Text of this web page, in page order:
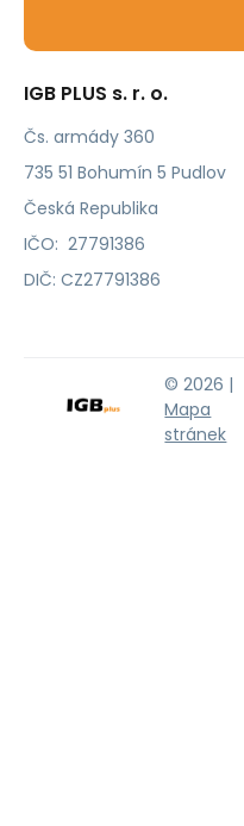
IGB PLUS s. r. o.
Čs. armády 360
735 51 Bohumín 5 Pudlov
Česká Republika
IČO: 27791386
DIČ: CZ27791386
© 2026 |
Mapa
stránek